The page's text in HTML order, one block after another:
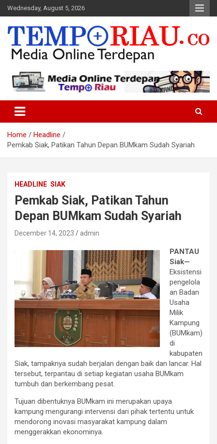
Skip
to
content
Wednesday, August 5, 2026
Tempo Riau
Home
Headline
Pemkab Siak, Patikan Tahun Depan BUMkam Sudah Syariah
HEADLINE SIAK
Pemkab Siak, Patikan Tahun
Depan BUMkam Sudah Syariah
December 14, 2023 admin
PANTAU
Siak—
Eksistensi
pengelola
an Badan
Usaha
Milik
Kampung
(BUMkam)
di
kabupaten
Siak, tampaknya sudah berjalan dengan baik dan lancar. Hal
tersebut, terpantau di setiap kegiatan usaha BUMkam
tumbuh dan berkembang pesat.
Tujuan dibentuknya BUMkam ini merupakan upaya
kampung mengurangi intervensi dari pihak tertentu untuk
mendorong inovasi masyarakat kampung dalam
menggerakkan ekonominya.